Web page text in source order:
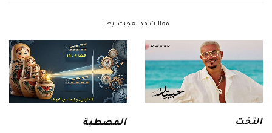
مقالات قد تعجبك ايضا
التخت المصطبة